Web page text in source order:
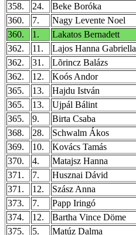
358.
24. Beke Boróka
360.
7. Nagy Levente Noel
360.
1. Lakatos Bernadett
362.
11. Lajos Hanna Gabriella
362.
31. Lõrincz Balázs
362.
12. Koós Andor
365.
13. Hajdu István
365.
13. Ujpál Bálint
365.
9. Birta Csaba
368.
28. Schwalm Ákos
369.
10. Kovács Tamás
370.
4. Matajsz Hanna
371.
7. Husznai Dávid
371.
12. Szász Anna
373.
7. Papp Iringó
374.
12. Bartha Vince Döme
375.
5. Matúz Dalma